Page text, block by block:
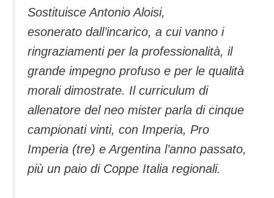
Sostituisce Antonio Aloisi,
esonerato dall’incarico, a cui vanno i
ringraziamenti per la professionalità, il
grande impegno profuso e per le qualità
morali dimostrate. Il curriculum di
allenatore del neo mister parla di cinque
campionati vinti, con Imperia, Pro
Imperia (tre) e Argentina l’anno passato,
più un paio di Coppe Italia regionali.